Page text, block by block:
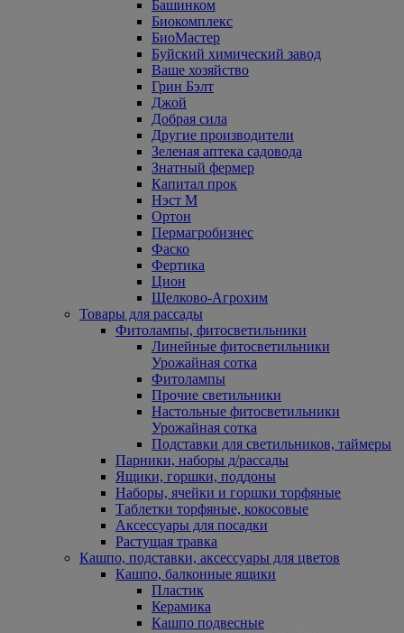
Башинком
Биокомплекс
БиоМастер
Буйский химический завод
Ваше хозяйство
Грин Бэлт
Джой
Добрая сила
Другие производители
Зеленая аптека садовода
Знатный фермер
Капитал прок
Нэст М
Ортон
Пермагробизнес
Фаско
Фертика
Цион
Щелково-Агрохим
Товары для рассады
Фитолампы, фитосветильники
Линейные фитосветильники
Урожайная сотка
Фитолампы
Прочие светильники
Настольные фитосветильники
Урожайная сотка
Подставки для светильников, таймеры
Парники, наборы д/рассады
Ящики, горшки, поддоны
Наборы, ячейки и горшки торфяные
Таблетки торфяные, кокосовые
Аксессуары для посадки
Растущая травка
Кашпо, подставки, аксессуары для цветов
Кашпо, балконные ящики
Пластик
Керамика
Кашпо подвесные